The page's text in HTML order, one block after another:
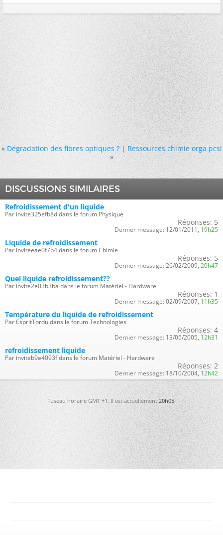
« Dégradation des fibres optiques ?|Ressources chimie orga pcsi
»
DISCUSSIONS SIMILAIRES
Refroidissement d'un liquide
Par invite325efb8d dans le forum Physique
Réponses: 5
Dernier message: 12/01/2011, 19h25
Liquide de refroidissement
Par inviteeae0f7b4 dans le forum Chimie
Réponses: 5
Dernier message: 26/02/2009, 20h47
Quel liquide refroidissement??
Par invite2e03b3ba dans le forum Matériel - Hardware
Réponses: 1
Dernier message: 02/09/2007, 11h35
Température du liquide de refroidissement
Par EspritTordu dans le forum Technologies
Réponses: 4
Dernier message: 13/05/2005, 12h31
refroidissement liquide
Par inviteb9e4093f dans le forum Matériel - Hardware
Réponses: 2
Dernier message: 18/10/2004, 12h42
Fuseau horaire GMT +1. Il est actuellement 20h05.